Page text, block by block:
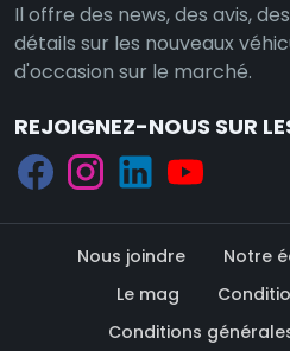
Il offre des news, des avis,
détails sur les nouveaux
d'occasion sur le marché.
REJOIGNEZ-NOUS SUR
Nous joindre Notre
Le mag
Conditions